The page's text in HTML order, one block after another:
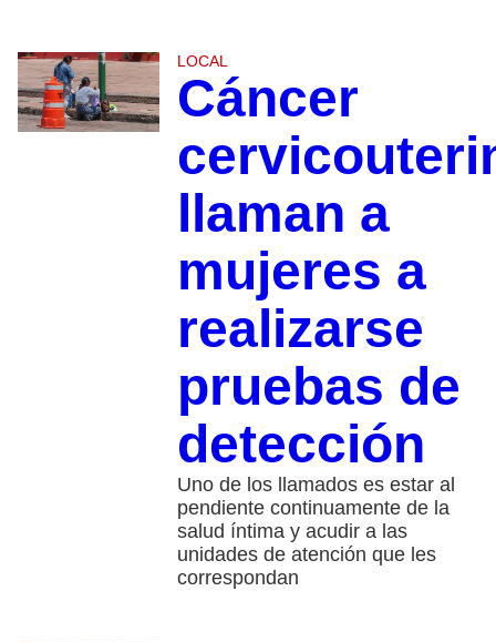
LOCAL
Cáncer
llaman a
mujeres a
realizarse
pruebas de
detección
Uno de los llamados es estar al
pendiente continuamente de la
salud íntima y acudir a las
unidades de atención que les
correspondan